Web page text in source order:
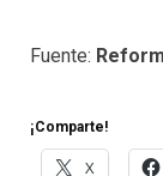
Fuente:
¡Comparte!
X